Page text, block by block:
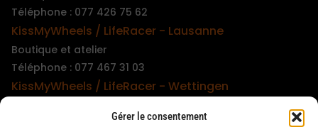
Gérer le consentement
Téléphone : 077 426 75 62
KissMyWheels / LifeRacer - Lausanne
Boutique et atelier
Téléphone : 077 467 31 03
KissMyWheels / LifeRacer - Wettingen
Téléphone : 079 747 00 36